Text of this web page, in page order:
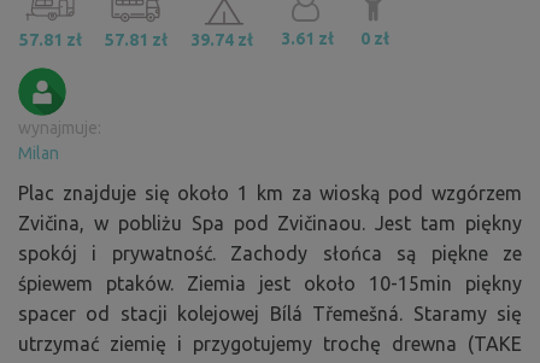
57.81 zł 57.81 zł 39.74 zł 3.61 zł 0 zł
wynajmuje:
Milan
Plac znajduje się około 1 km za wioską pod wzgórzem
Zvičina, w pobliżu Spa pod Zvičinaou. Jest tam piękny
spokój i prywatność. Zachody słońca są piękne ze
śpiewem ptaków. Ziemia jest około 10-15min piękny
spacer od stacji kolejowej Bílá Třemešná. Staramy się
utrzymać ziemię i przygotujemy trochę drewna (TAKE